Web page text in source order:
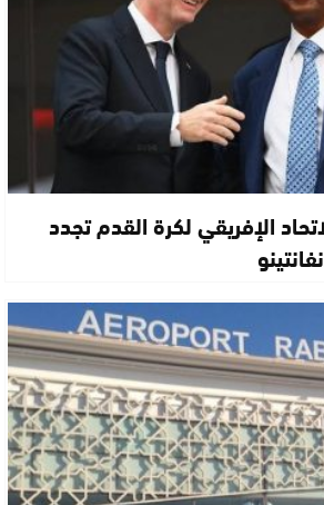
الإفريقي لكرة القدم تجدد